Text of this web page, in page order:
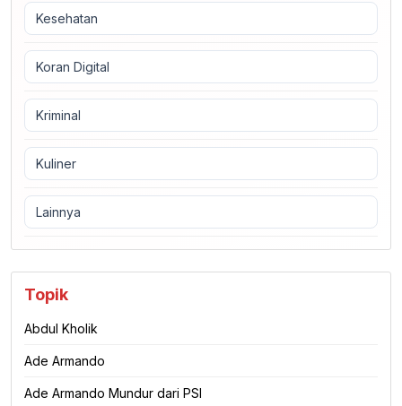
Kesehatan
Koran Digital
Kriminal
Kuliner
Lainnya
Topik
Abdul Kholik
Ade Armando
Ade Armando Mundur dari PSI